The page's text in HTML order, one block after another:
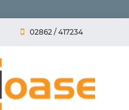
02862 / 417234